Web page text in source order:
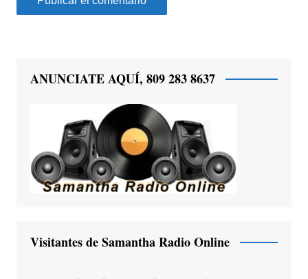
ANUNCIATE AQUÍ, 809 283 8637
Visitantes de Samantha Radio Online